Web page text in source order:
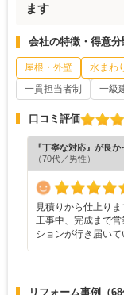
ます
会社の特徴・得意分
屋根・外壁 水まわ
一貫担当者制
一級
口コミ評価
『丁寧な対応』が良か
（70代／男性）
見積りから仕上り
工事中、完成まで
ションが行き届い
リフォーム事例 （